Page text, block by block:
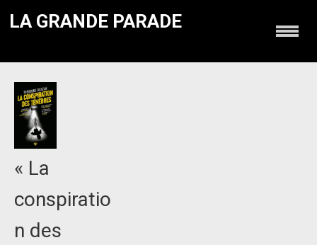
LA GRANDE PARADE
« La
conspiratio
n des